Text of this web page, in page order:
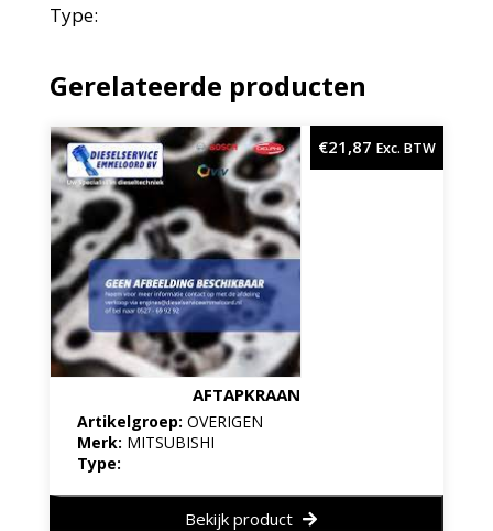
Type:
Gerelateerde producten
AFTAPKRAAN
Artikelgroep: OVERIGEN
Merk: MITSUBISHI
Type:
€21,87 Exc. BTW
Bekijk product